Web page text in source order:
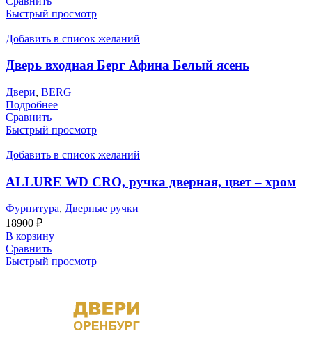
Быстрый просмотр
Добавить в список желаний
Дверь входная Берг Афина Белый ясень
Двери, BERG
Подробнее
Сравнить
Быстрый просмотр
Добавить в список желаний
ALLURE WD CRO, ручка дверная, цвет – хром
Фурнитура, Дверные ручки
18900 ₽
В корзину
Сравнить
Быстрый просмотр